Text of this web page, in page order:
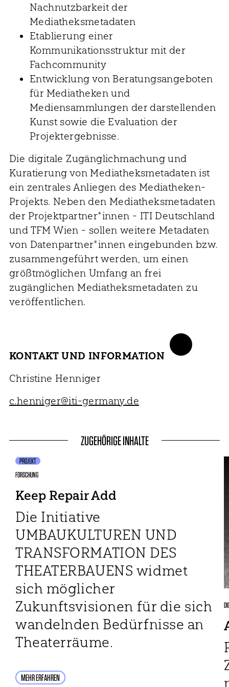
KONTAKT UND INFORMATION
Christine Henniger
c.henniger@iti-germany.de
Nachnutzbarkeit der
Mediatheksmetadaten
Etablierung einer
Kommunikationsstruktur mit der
Fachcommunity
Entwicklung von Beratungsangeboten
für Mediatheken und
Mediensammlungen der darstellenden
Kunst sowie die Evaluation der
Projektergebnisse.
Die digitale Zugänglichmachung und
Kuratierung von Mediatheksmetadaten ist
ein zentrales Anliegen des Mediatheken-
Projekts. Neben den Mediatheksmetadaten
der Projektpartner*innen - ITI Deutschland
und TFM Wien - sollen weitere Metadaten
von Datenpartner*innen eingebunden bzw.
zusammengeführt werden, um einen
größtmöglichen Umfang an frei
zugänglichen Mediatheksmetadaten zu
veröffentlichen.
ZUGEHÖRIGE INHALTE
PROJEKT
FORSCHUNG
Keep Repair Add
Die Initiative
UMBAUKULTUREN UND
TRANSFORMATION DES
THEATERBAUENS widmet
sich möglicher
Zukunftsvisionen für die sich
wandelnden Bedürfnisse an
Theaterräume.
MEHR ERFAHREN